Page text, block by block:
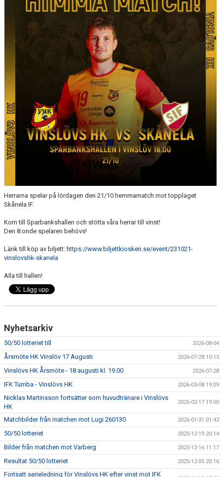
VHK SOCIALA MEDIER
VHK SHOP 2025-2026
TEAM 500
HANDBOLLSALLSVENSKAN RESULTAT & TABELL
Herrarna spelar på lördagen den 21/10 hemmamatch mot topplaget
Skånela IF.
Kom till Sparbankshallen och stötta våra herrar till vinst!
Den 8:onde spelaren behövs!
Länk till köp av biljett: https://www.biljettkiosken.se/event/231021-
vinslovshk-skanela
Alla till hallen!
Nyhetsarkiv
50/50 lotteriet till 2026-08-04
Årsmöte HK Vinslöv 17 Augusti 2026-07-28 10:15
Vinslövs HK Årsmöte - 18 augusti kl. 19.00 2026-07-28
IFK Tumba - Vinslövs HK 2026-03-08 19:09
Nicklas Martinsson fortsätter som huvudtränare i Vinslövs
HK
2026-02-17 19:00
Matchbilder från matchen mot Lugi 260130 2026-01-31 01:42
50/50 lotteriet 2025-12-19 20:14
Bilder från matchen mot Varberg 2025-12-16 11:17
Resultat 50/50 lotteriet 2025-12-05 20:16
Fortsatt serieledning för Vinslövs HK efter vinst mot IFK